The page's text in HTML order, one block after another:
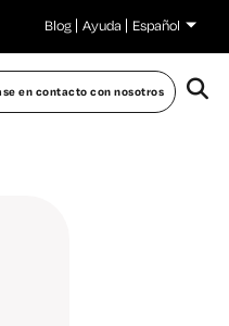
Blog Ayuda Español
en contacto con nosotros